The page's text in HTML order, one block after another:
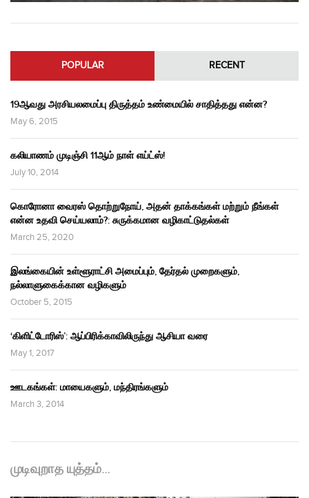
POPULAR RECENT
19ஆவது அரசியலமைப்பு திருத்தம் உண்மையில் சாதித்தது என்ன?
May 6, 2015
கலியாணம் முடிஞ்சி 11ஆம் நாள் எய்ட்ஸ்!
July 10, 2014
கொரோனா வைரஸ் தொற்றுநோய், அதன் தாக்கங்கள் மற்றும் நீங்கள்
என்ன உதவி செய்யலாம்?: சுருக்கமான வழிகாட்டுதல்கள்
March 25, 2020
இலங்கையின் உள்ளூராட்சி அமைப்பும், தேர்தல் முறைகளும்,
நல்லாளுகைக்கான வழிகளும்
October 5, 2015
‘கிளிட்டோரிஸ்’: ஆப்பிரிக்காவிலிருந்து ஆசியா வரை
May 1, 2017
ஊடகங்கள்: மாயைகளும், மந்திரங்களும்
March 3, 2014
முடிவுறாத யுத்தம்…